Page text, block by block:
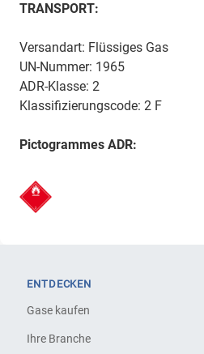
TRANSPORT:
Versandart: Flüssiges Gas
UN-Nummer: 1965
ADR-Klasse: 2
Klassifizierungscode: 2 F
Pictogrammes ADR:
ENTDECKEN
Gase kaufen
Ihre Branche